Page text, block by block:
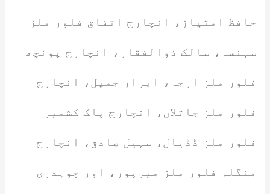
حافظ امتیاز، انچارج اتفاق فلور ملز
سہنسہ، سالک ذوالفقار، انچارج پونچھ
فلور ملز ارجہ، ابرار جمیل، انچارج
فلور ملز جاتلاں، انچارج پاک کشمیر
فلور ملز ڈڈیال، سہیل صادق، انچارج
منگلہ فلور ملز میرپور، اور چوہدری